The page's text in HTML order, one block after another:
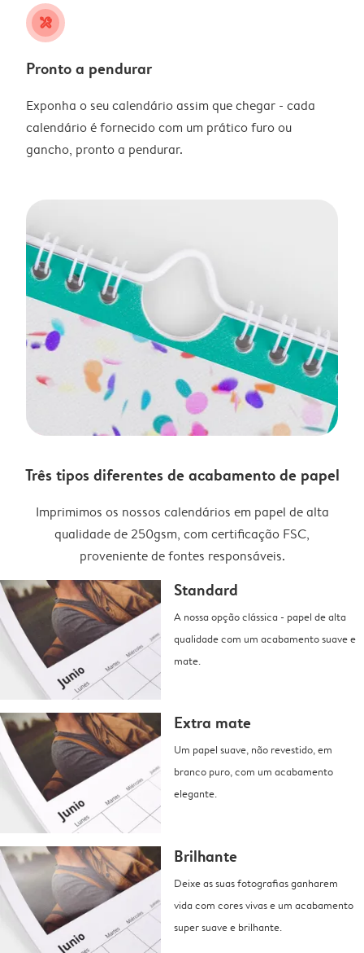
tools
Pronto a pendurar
Exponha o seu calendário assim que chegar - cada
calendário é fornecido com um prático furo ou
gancho, pronto a pendurar.
Três tipos diferentes de acabamento de papel
Imprimimos os nossos calendários em papel de alta
qualidade de 250gsm, com certificação FSC,
proveniente de fontes responsáveis.
Standard
A nossa opção clássica - papel de alta
qualidade com um acabamento suave e
mate.
Extra mate
Um papel suave, não revestido, em
branco puro, com um acabamento
elegante.
Brilhante
Deixe as suas fotografias ganharem
vida com cores vivas e um acabamento
super suave e brilhante.